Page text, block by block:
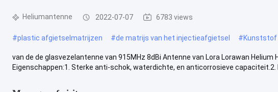
Heliumantenne 2022-07-07 6783 views
#plastic afgietselmatrijzen #de matrijs van het injectieafgietsel #Kunststof
van de de glasvezelantenne van 915MHz 8dBi Antenne van Lora Lorawan
Eigenschappen:1. Sterke anti-schok, waterdichte, en anticorrosieve capaciteit.2.